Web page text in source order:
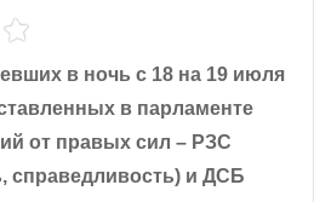
в ночь с 18 на 19 июля
в парламенте
от правых сил – РЗС
справедливость) и ДСБ